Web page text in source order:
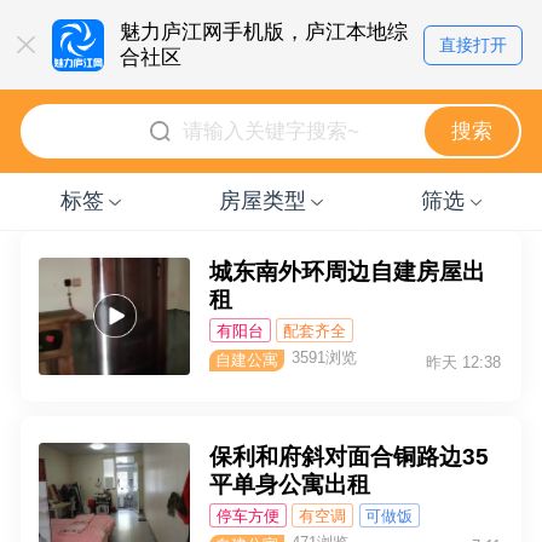
魅力庐江网手机版，庐江本地综
合社区
直接打开
搜索
标签 房屋类型 筛选
城东南外环周边自建房屋出
租
有阳台
配套齐全
自建公寓
3591浏览 昨天 12:38
保利和府斜对面合铜路边35
平单身公寓出租
停车方便 有空调
可做饭